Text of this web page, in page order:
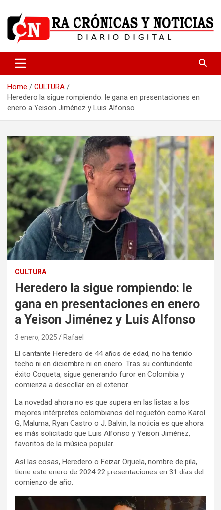
content
R.A Crónicas y Noticias
Home
CULTURA
Heredero la sigue rompiendo: le gana en presentaciones en
enero a Yeison Jiménez y Luis Alfonso
CULTURA
Heredero la sigue rompiendo: le
gana en presentaciones en enero
a Yeison Jiménez y Luis Alfonso
3 enero, 2025 Rafael
El cantante Heredero de 44 años de edad, no ha tenido
techo ni en diciembre ni en enero. Tras su contundente
éxito Coqueta, sigue generando furor en Colombia y
comienza a descollar en el exterior.
La novedad ahora no es que supera en las listas a los
mejores intérpretes colombianos del reguetón como Karol
G, Maluma, Ryan Castro o J. Balvin, la noticia es que ahora
es más solicitado que Luis Alfonso y Yeison Jiménez,
favoritos de la música popular.
Así las cosas, Heredero o Feizar Orjuela, nombre de pila,
tiene este enero de 2024 22 presentaciones en 31 días del
comienzo de año.